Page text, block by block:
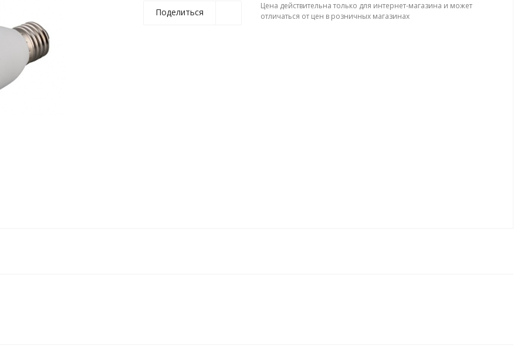
Поделиться
Цена действительна только для интернет-магазина и может
отличаться от цен в розничных магазинах